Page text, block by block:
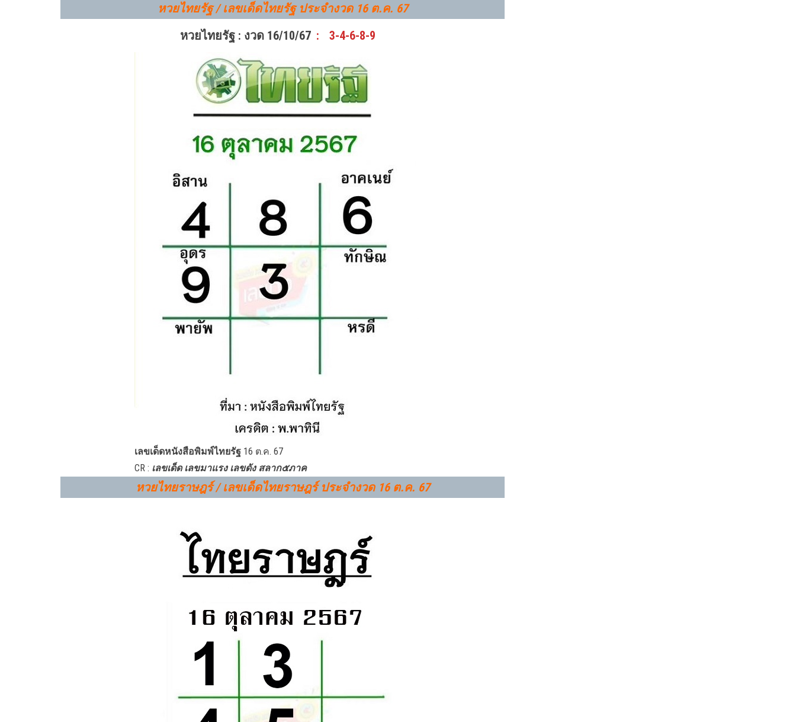
หวยไทยรัฐ / เลขเด็ดไทยรัฐ ประจำงวด 16 ต.ค. 67
หวยไทยรัฐ : งวด 16/10/67 : 3-4-6-8-9
เลขเด็ดหนังสือพิมพ์ไทยรัฐ 16 ต.ค. 67
CR : เลขเด็ด เลขมาแรง เลขดัง สลาก๕ภาค
หวยไทยราษฎร์/ เลขเด็ดไทยราษฎร์ประจำงวด 16 ต.ค. 67